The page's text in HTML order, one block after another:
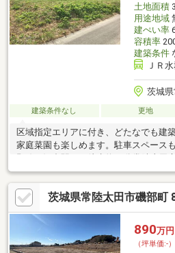
土地面積
用途地域
建ぺい率
容積率
建築条件
ＪＲ
茨城
建築条件なし 更地
区域指定エリアに付き、どたなでも建
家庭菜園も楽しめます。駐車スペース
クセス良好 閑静な住宅地
茨城県常陸太田市磯部町
890万円
（坪単価:-）